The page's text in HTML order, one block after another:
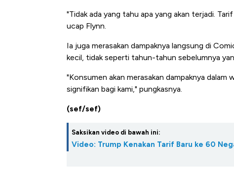
"Tidak ada yang tahu apa yang akan terjadi.
ucap Flynn.
Ia juga merasakan dampaknya langsung di
kecil, tidak seperti tahun-tahun sebelumnya
"Konsumen akan merasakan dampaknya
signifikan bagi kami," pungkasnya.
(sef/sef)
Saksikan video di bawah ini:
Video: Trump Kenakan Tarif Baru ke 60